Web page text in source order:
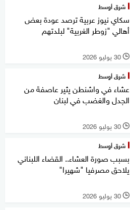
شرق أوسط
سكاي نيوز عربية ترصد عودة بعض
أهالي "زوطر الغربية" لبلدتهم
l 30 يوليو 2026
شرق أوسط
عشاء في واشنطن يثير عاصفة من
الجدل والغضب في لبنان
l 30 يوليو 2026
شرق أوسط
بسبب صورة العشاء.. القضاء اللبناني
يلاحق مصرفيا "شهيرا"
l 30 يوليو 2026